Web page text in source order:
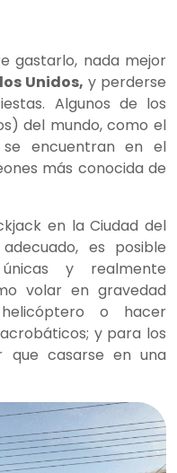
gastarlo, nada mejor
Unidos, y perderse
Algunos de los
del mundo, como el
encuentran en el
más conocida de
en la Ciudad del
es posible
y realmente
volar en gravedad
o hacer
y para los
que casarse en una